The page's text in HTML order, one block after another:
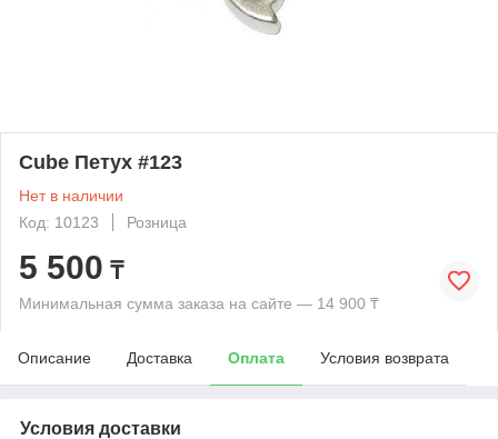
Cube Петух #123
Нет в наличии
Код: 10123
Розница
5 500 ₸
Минимальная сумма заказа на сайте — 14 900 ₸
Описание Доставка Оплата Условия возврата
Условия доставки